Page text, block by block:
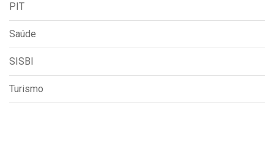
PIT
Saúde
SISBI
Turismo